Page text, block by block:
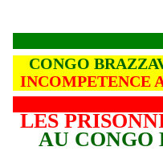
CONGO
INCOMPETENCE
LES
AU